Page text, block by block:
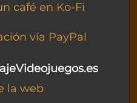
café en Ko-Fi
vía PayPal
la web